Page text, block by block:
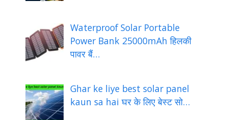
Waterproof Solar Portable
Power Bank 25000mAh हिलकी
पावर बैं…
Ghar ke liye best solar panel
kaun sa hai घर के लिए बेस्ट सो…